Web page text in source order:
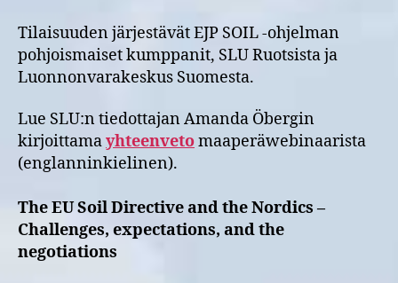
Tilaisuuden järjestävät EJP SOIL -ohjelman
pohjoismaiset kumppanit, SLU Ruotsista ja
Luonnonvarakeskus Suomesta.
Lue SLU:n tiedottajan Amanda Öbergin
kirjoittamayhteenvetomaaperäwebinaarista
(englanninkielinen).
The EU Soil Directive and the Nordics –
Challenges, expectations, and the
negotiations